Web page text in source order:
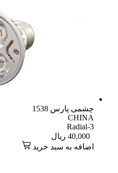
چشمی پارس 1538
CHINA
Radial-3
40,000 ریال
اضافه به سبد خرید